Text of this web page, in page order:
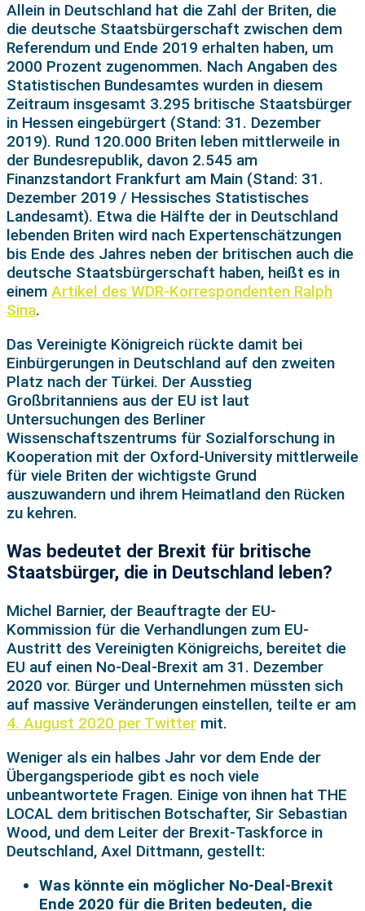
Allein in Deutschland hat die Zahl der Briten, die
die deutsche Staatsbürgerschaft zwischen dem
Referendum und Ende 2019 erhalten haben, um
2000 Prozent zugenommen. Nach Angaben des
Statistischen Bundesamtes wurden in diesem
Zeitraum insgesamt 3.295 britische Staatsbürger
in Hessen eingebürgert (Stand: 31. Dezember
2019). Rund 120.000 Briten leben mittlerweile in
der Bundesrepublik, davon 2.545 am
Finanzstandort Frankfurt am Main (Stand: 31.
Dezember 2019 / Hessisches Statistisches
Landesamt). Etwa die Hälfte der in Deutschland
lebenden Briten wird nach Expertenschätzungen
bis Ende des Jahres neben der britischen auch die
deutsche Staatsbürgerschaft haben, heißt es in
einem Artikel des WDR-Korrespondenten Ralph
Sina.
Das Vereinigte Königreich rückte damit bei
Einbürgerungen in Deutschland auf den zweiten
Platz nach der Türkei. Der Ausstieg
Großbritanniens aus der EU ist laut
Untersuchungen des Berliner
Wissenschaftszentrums für Sozialforschung in
Kooperation mit der Oxford-University mittlerweile
für viele Briten der wichtigste Grund
auszuwandern und ihrem Heimatland den Rücken
zu kehren.
Was bedeutet der Brexit für britische
Staatsbürger, die in Deutschland leben?
Michel Barnier, der Beauftragte der EU-
Kommission für die Verhandlungen zum EU-
Austritt des Vereinigten Königreichs, bereitet die
EU auf einen No-Deal-Brexit am 31. Dezember
2020 vor. Bürger und Unternehmen müssten sich
auf massive Veränderungen einstellen, teilte er am
4. August 2020 per Twitter mit.
Weniger als ein halbes Jahr vor dem Ende der
Übergangsperiode gibt es noch viele
unbeantwortete Fragen. Einige von ihnen hat THE
LOCAL dem britischen Botschafter, Sir Sebastian
Wood, und dem Leiter der Brexit-Taskforce in
Deutschland, Axel Dittmann, gestellt:
Was könnte ein möglicher No-Deal-Brexit
Ende 2020 für die Briten bedeuten, die